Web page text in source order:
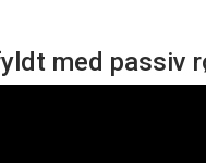
med passiv